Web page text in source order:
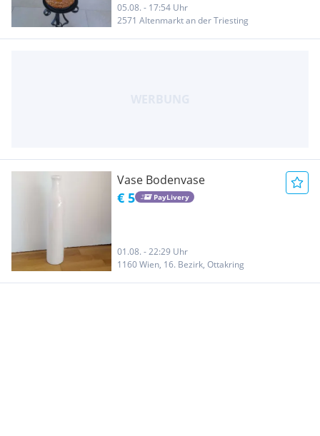
05.08. - 17:54 Uhr
2571 Altenmarkt an der Triesting
Vase Bodenvase
€ 5 PayLivery
01.08. - 22:29 Uhr
1160 Wien, 16. Bezirk, Ottakring